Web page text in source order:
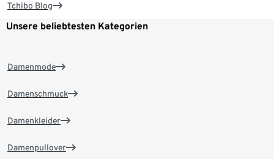
Tchibo Blog
Unsere beliebtesten Kategorien
Damenmode
Damenschmuck
Damenkleider
Damenpullover